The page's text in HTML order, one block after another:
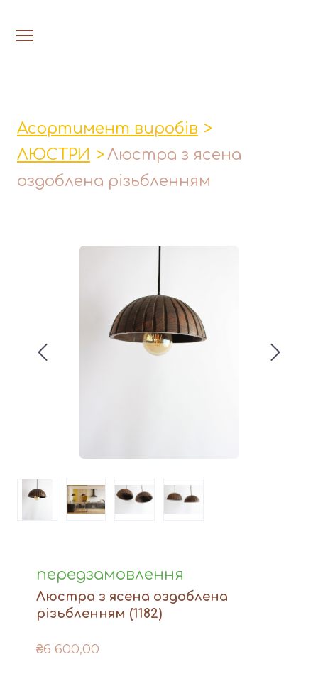
Лавки│Табурети│Столи
Кухонні прибори
Фруктовниці
Вази
Фігури й статуетки
Асортимент виробів
ЛЮСТРИ
Люстра з ясена
оздоблена різьбленням
передзамовлення
Люстра з ясена оздоблена
різьбленням (1182)
₴6 600,00